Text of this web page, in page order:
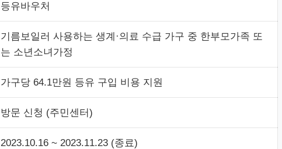
등유바우처
기름보일러 사용하는 생계·의료 수급 가구 중 한부모가족 또
는 소년소녀가정
가구당 64.1만원 등유 구입 비용 지원
방문 신청 (주민센터)
2023.10.16 ~ 2023.11.23 (종료)